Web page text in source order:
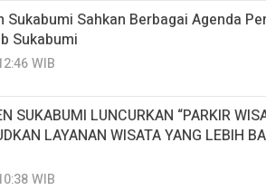
Sukabumi Sahkan Berbagai Agenda
Sukabumi
WIB
SUKABUMI LUNCURKAN “PARKIR
LAYANAN WISATA YANG LEBIH
WIB